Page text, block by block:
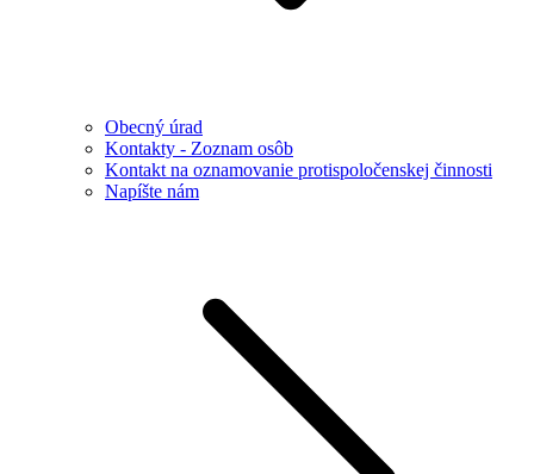
Obecný úrad
Kontakty - Zoznam osôb
Kontakt na oznamovanie protispoločenskej činnosti
Napíšte nám